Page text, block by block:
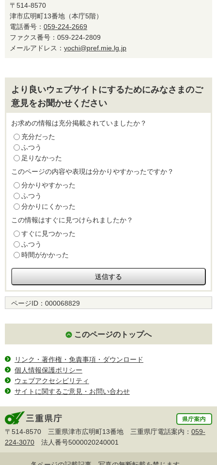
〒514-8570
津市広明町13番地（本庁5階）
電話番号： 059-224-2669
ファクス番号：059-224-2809
メールアドレス： yochi@pref.mie.lg.jp
より良いウェブサイトにするためにみなさまのご
意見をお聞かせください
お求めの情報は充分掲載されていましたか？
充分だった
ふつう
足りなかった
このページの内容や表現は分かりやすかったですか？
分かりやすかった
ふつう
分かりにくかった
この情報はすぐに見つけられましたか？
すぐに見つかった
ふつう
時間がかかった
ページID： 000068829
このページのトップへ
リンク・著作権・免責事項・ダウンロード
個人情報保護ポリシー
ウェブアクセシビリティ
サイトに関するご意見・お問い合わせ
〒514-8570 三重県津市広明町13番地 三重県庁電話案内： 059-
224-3070 法人番号5000020240001